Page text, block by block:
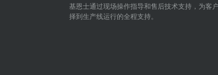
基恩士通过现场操作指导和售后技术支持，为客
择到生产线运行的全程支持。